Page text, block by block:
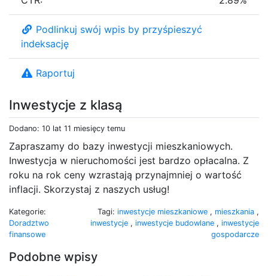
Inwestycje z klasą
Dodano: 10 lat 11 miesięcy temu
Zapraszamy do bazy inwestycji mieszkaniowych.
Inwestycja w nieruchomości jest bardzo opłacalna. Z
roku na rok ceny wzrastają przynajmniej o wartość
inflacji. Skorzystaj z naszych usług!
Kategorie:
Doradztwo
finansowe
Tagi: inwestycje mieszkaniowe , mieszkania ,
inwestycje , inwestycje budowlane , inwestycje
gospodarcze
Podobne wpisy
Podlinkuj swój wpis by przyśpieszyć
indeksację
Raportuj